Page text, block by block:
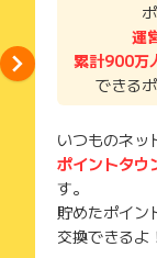
獲得待ち・獲得
メールを送ってい
そのため、紛失
ご注意ください。
運
累計900万
できる
いつものネッ
ポイントタウ
す。
貯めたポイン
交換できるよ